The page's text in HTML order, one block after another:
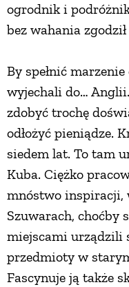
ogrodnik i
bez wahania
By spełnić
wyjechali do…
zdobyć trochę
odłożyć pieniądze.
siedem lat. To tam
Kuba. Ciężko
mnóstwo inspiracji,
Szuwarach, choćby
miejscami urządzili
przedmioty w
Fascynuje ją także